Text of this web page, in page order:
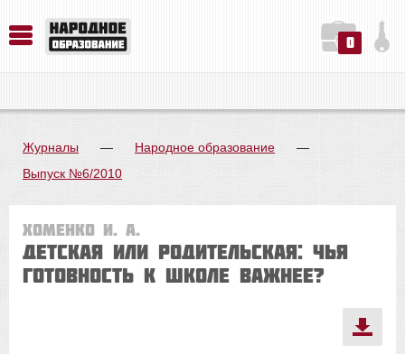
0
Журналы — Народное образование
—
Выпуск №6/2010
Хоменко И. А.
Детская или родительская: чья
готовность к школе важнее?